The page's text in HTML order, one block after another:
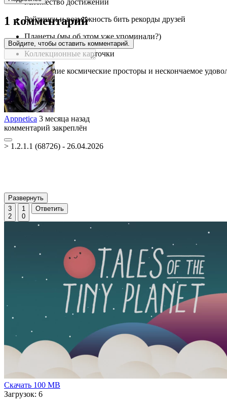
Рейтинги и возможность бить рекорды друзей
Планеты (мы об этом уже упоминали?)
Коллекционные карточки
Бескрайние космические просторы и нескончаемое
1 комментарий
Войдите, чтобы оставить комментарий.
Appnetica 3 месяца назад
комментарий закреплён
> 1.2.1.1 (68726) - 26.04.2026
Развернуть
3
2
1
0
Ответить
Скачать 100 MB
Загрузок: 6